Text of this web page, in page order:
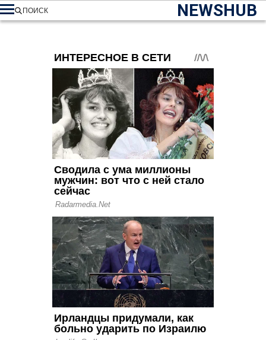
NEWSHUB
ПОИСК